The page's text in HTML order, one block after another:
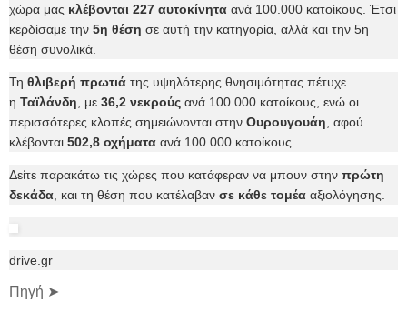
χώρα μας κλέβονται 227 αυτοκίνητα ανά 100.000 κατοίκους. Έτσι
κερδίσαμε την 5η θέση σε αυτή την κατηγορία, αλλά και την 5η
θέση συνολικά.
Τη θλιβερή πρωτιά της υψηλότερης θνησιμότητας πέτυχε
η Ταϊλάνδη , με 36,2 νεκρούς ανά 100.000 κατοίκους, ενώ οι
περισσότερες κλοπές σημειώνονται στην Ουρουγουάη , αφού
κλέβονται 502,8 οχήματα ανά 100.000 κατοίκους.
Δείτε παρακάτω τις χώρες που κατάφεραν να μπουν στην πρώτη
δεκάδα , και τη θέση που κατέλαβαν σε κάθε τομέα αξιολόγησης.
drive.gr
Πηγή ➤